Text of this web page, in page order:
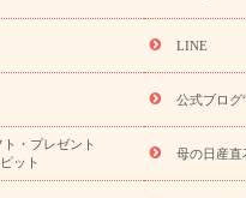
9月の誕生花(リンドウ)
いの花特集 当日配達特急便
出産祝い 退院祝い・快気
フト ペットのお祝いフラワ
LINE
公式ブログ
・プレゼント
ット
母の日産直